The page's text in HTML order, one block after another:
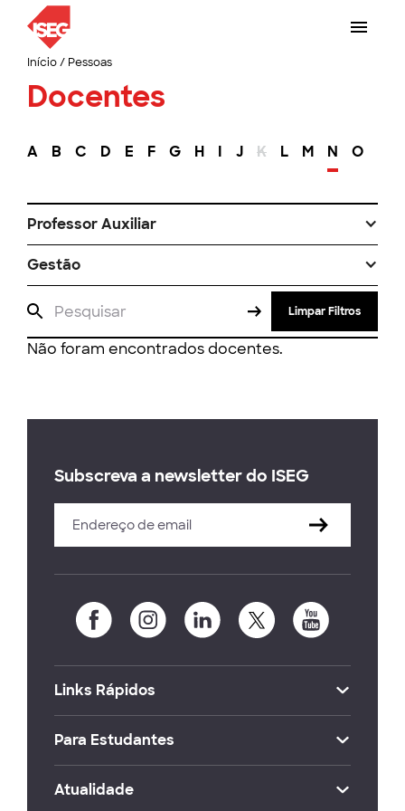
Início/ Pessoas
Docentes
A B C D E F G H I J K L M N O
Professor Auxiliar
Gestão
Limpar Filtros
Não foram encontrados docentes.
Subscreva a newsletter do ISEG
Links Rápidos
Para Estudantes
Atualidade